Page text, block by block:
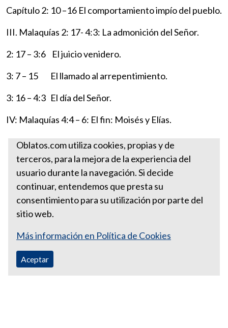
Capítulo 2: 10 –16 El comportamiento impío del pueblo.
III. Malaquías 2: 17- 4:3: La admonición del Señor.
2: 17 – 3:6 El juicio venidero.
3: 7 – 15 El llamado al arrepentimiento.
3: 16 – 4:3 El día del Señor.
IV: Malaquías 4:4 – 6: El fin: Moisés y Elías.
Santa Sede
Más libros del Antiguo Testamento
MALAQUIAS
Oblatos.com utiliza cookies, propias y de
terceros, para la mejora de la experiencia del
usuario durante la navegación. Si decide
continuar, entendemos que presta su
consentimiento para su utilización por parte del
sitio web.
Más información en Política de Cookies
Aceptar